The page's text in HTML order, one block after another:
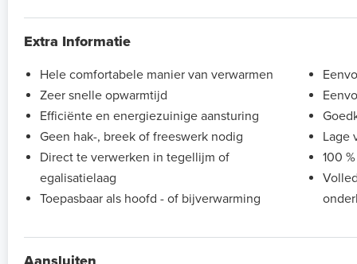
Extra Informatie
Hele comfortabele manier van verwarmen
Zeer snelle opwarmtijd
Efficiënte en energiezuinige aansturing
Geen hak-, breek of freeswerk nodig
Direct te verwerken in tegellijm of
egalisatielaag
Toepasbaar als hoofd - of bijverwarming
Lage
100
Aansluiten